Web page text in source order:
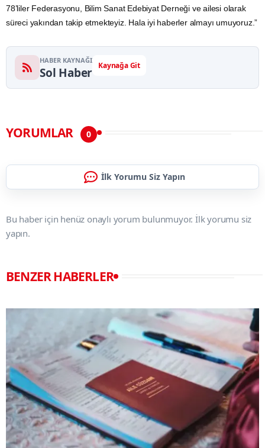
78’liler Federasyonu, Bilim Sanat Edebiyat Derneği ve ailesi olarak
süreci yakından takip etmekteyiz. Hala iyi haberler almayı umuyoruz.”
HABER KAYNAĞI
Sol Haber Kaynağa Git
YORUMLAR 0
İlk Yorumu Siz Yapın
Bu haber için henüz onaylı yorum bulunmuyor. İlk yorumu siz
yapın.
BENZER HABERLER